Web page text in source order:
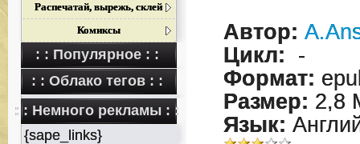
Распечатай, вырежь, склей
Комиксы
: : Популярное : :
: : Облако тегов : :
: : Немного рекламы : :
{sape_links}
Автор:
Цикл: -
Формат:
Размер: 2,8
Язык: